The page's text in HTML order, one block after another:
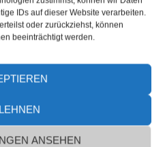
IDs auf dieser Website verarbeiten.
oder zurückziehst, können
beeinträchtigt werden.
ANSEHEN